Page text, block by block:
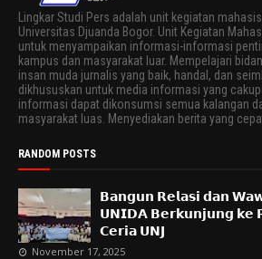
Lingkar Studi Pers adalah unit kegiatan
Universitas Djuanda Bogor. Unit Kegiatan
untuk menyampaikan informasi-informasi
kampus dan masyarakat luar. Mempelajari
insan muda jurnalis yang baik, handal, dan
dikhususkan untuk media informasi yang
informasi dapat dikonsumsi semua kalangan
masyarakat luas. Menyediakan berita yang
RANDOM POSTS
𝗕𝗮𝗻𝗴𝘂𝗻 𝗥𝗲𝗹𝗮𝘀𝗶 𝗱𝗮𝗻
𝗨𝗡𝗜𝗗𝗔 𝗕𝗲𝗿𝗸𝘂𝗻𝗷𝘂𝗻𝗴 𝗸𝗲
𝗖𝗲𝗿𝗶𝗮 𝗨𝗡𝗝
November 17, 2025